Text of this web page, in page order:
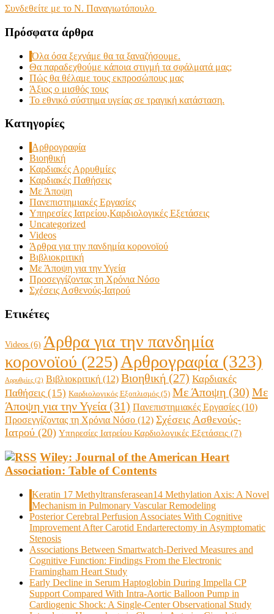
Συνδεθείτε με το Ν. Παναγιωτόπουλο
Πρόσφατα άρθρα
Όλα όσα ξεχνάμε θα τα ξαναζήσουμε.
Θα παραδεχθούμε κάποια στιγμή τα σφάλματά μας;
Πώς θα θέλαμε τους εκπροσώπους μας
Άξιος ο μισθός τους
Το εθνικό σύστημα υγείας σε τραγική κατάσταση.
Kατηγορίες
Αρθρογραφία
Βιοηθική
Καρδιακές Αρρυθμίες
Καρδιακές Παθήσεις
Με Άποψη
Πανεπιστημιακές Εργασίες
Υπηρεσίες Ιατρείου,Καρδιολογικές Εξετάσεις
Uncategorized
Videos
Άρθρα για την πανδημία κορονοϊού
Βιβλιοκριτική
Με Άποψη για την Υγεία
Προσεγγίζοντας τη Χρόνια Νόσο
Σχέσεις Ασθενούς-Ιατρού
Ετικέτες
Videos (6) Άρθρα για την πανδημία
κορονοϊού (225) Αρθρογραφία (323)
Αρρυθμίες (2) Βιβλιοκριτική (12) Βιοηθική (27) Καρδιακές
Παθήσεις (15) Καρδιολογικός Εξοπλισμός (5) Με Άποψη (30) Με
Άποψη για την Υγεία (31) Πανεπιστημιακές Εργασίες (10)
Προσεγγίζοντας τη Χρόνια Νόσο (12) Σχέσεις Ασθενούς-
Ιατρού (20) Υπηρεσίες Ιατρείου Καρδιολογικές Εξετάσεις (7)
Wiley: Journal of the American Heart
Association: Table of Contents
Keratin 17 Methyltransferasean14 Methylation Axis: A Novel
Mechanism in Pulmonary Vascular Remodeling
Posterior Cerebral Perfusion Associates With Cognitive
Improvement After Carotid Endarterectomy in Asymptomatic
Stenosis
Associations Between Smartwatch‐Derived Measures and
Cognitive Function: Findings From the Electronic
Framingham Heart Study
Early Decline in Serum Haptoglobin During Impella CP
Support Compared With Intra‐Aortic Balloon Pump in
Cardiogenic Shock: A Single‐Center Observational Study